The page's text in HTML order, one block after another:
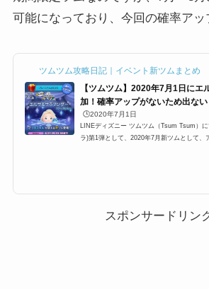
可能になっており、今回の確率アッ
ツムツム攻略日記｜イベント新ツムまとめ
【ツムツム】2020年7月1日にエ
加！確率アップがないため出ない
🕒️2020年7月1日
LINEディズニー ツムツム（Tsum Tsum）
ラ)第1弾として、2020年7月新ツムとして、
ルサ＆サラマンダーが追加されます...
スポンサードリン